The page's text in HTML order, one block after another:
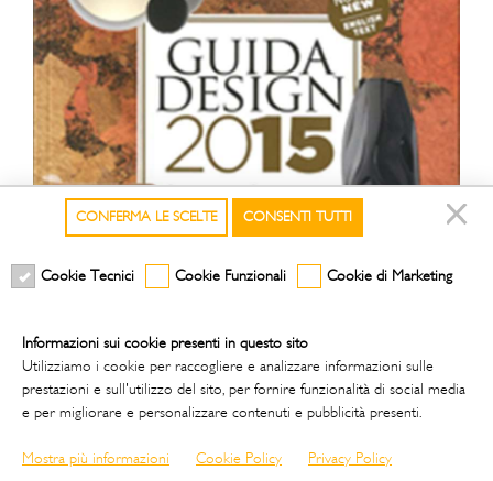
06/02/2015
MARIE CLAIRE MAISON -
GUIDA DESIGN 2015
CONFERMA LE SCELTE CONSENTI TUTTI
Cookie Tecnici Cookie Funzionali Cookie di Marketing
Informazioni sui cookie presenti in questo sito
Utilizziamo i cookie per raccogliere e analizzare informazioni sulle
prestazioni e sull'utilizzo del sito, per fornire funzionalità di social media
e per migliorare e personalizzare contenuti e pubblicità presenti.
Mostra più informazioni Cookie Policy Privacy Policy